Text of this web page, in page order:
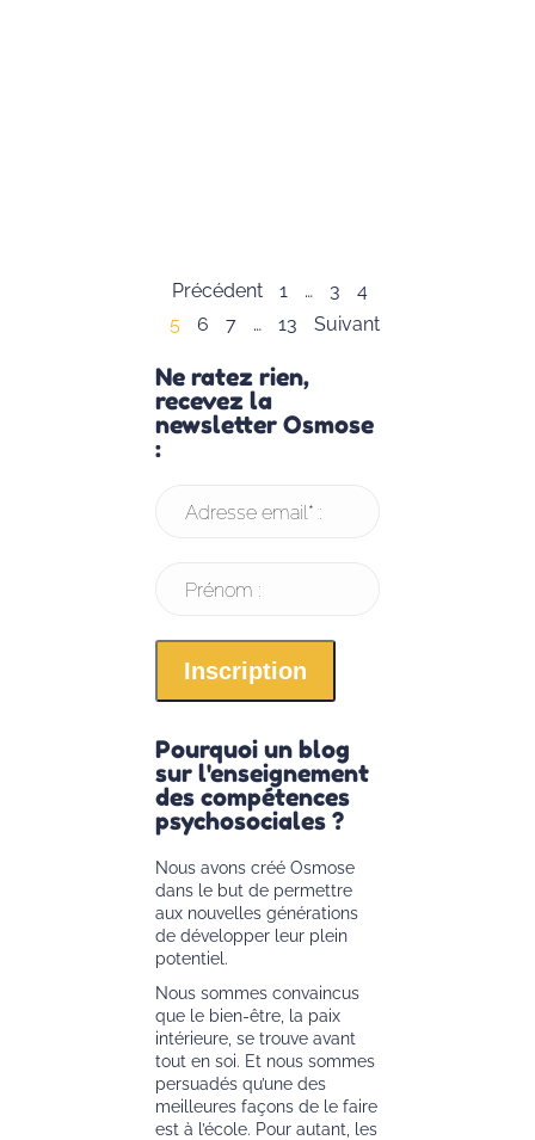
Précédent 1 … 3
4
5
6 7 … 13 Suivant
Ne ratez rien,
recevez la
newsletter Osmose
:
Adresse email* :
Prénom :
Pourquoi un blog
sur l'enseignement
des compétences
psychosociales ?
Nous avons créé Osmose
dans le but de permettre
aux nouvelles générations
de développer leur plein
potentiel.
Nous sommes convaincus
que le bien-être, la paix
intérieure, se trouve avant
tout en soi. Et nous sommes
persuadés qu’une des
meilleures façons de le faire
est à l’école. Pour autant, les